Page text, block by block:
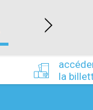
la
du 24/